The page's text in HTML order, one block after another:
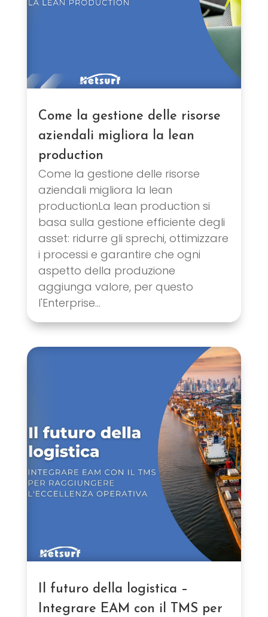
Come la gestione delle risorse
aziendali migliora la lean
production
Come la gestione delle risorse
aziendali migliora la lean
productionLa lean production si
basa sulla gestione efficiente degli
asset: ridurre gli sprechi, ottimizzare
i processi e garantire che ogni
aspetto della produzione
aggiunga valore, per questo
l'Enterprise...
Il futuro della logistica –
Integrare EAM con il TMS per